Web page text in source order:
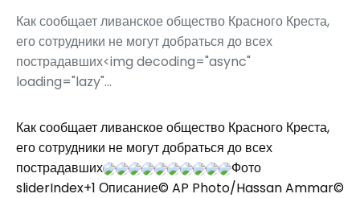
Как сообщает ливанское общество Красного Креста,
его сотрудники не могут добраться до всех
пострадавших<img decoding="async"
loading="lazy"...
Как сообщает ливанское общество Красного Креста,
его сотрудники не могут добраться до всех
пострадавших
Фото
sliderIndex+1 Описание© AP Photo/Hassan Ammar©